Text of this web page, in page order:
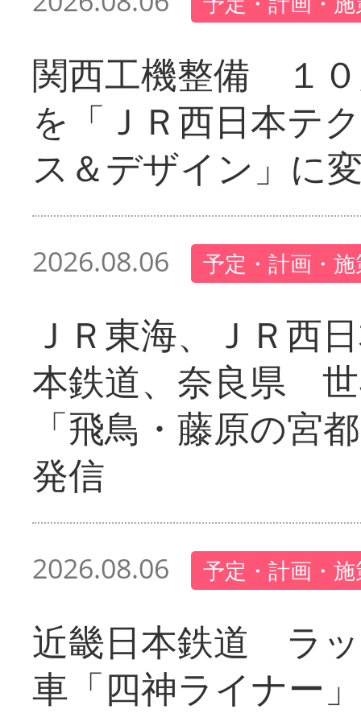
関西工機整備 １
を「ＪＲ西日本テ
ス＆デザイン」に
2026.08.06 予定・計画・
ＪＲ東海、ＪＲ西
本鉄道、奈良県
「飛鳥・藤原の宮
発信
2026.08.06 予定・計画・
近畿日本鉄道 ラ
車「四神ライナー